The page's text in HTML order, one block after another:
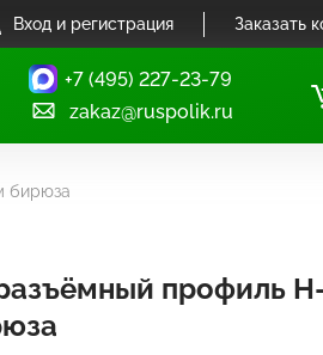
Вход и регистрация Заказать
+7 (495) 227-23-79
zakaz@ruspolik.ru
бирюза
профиль